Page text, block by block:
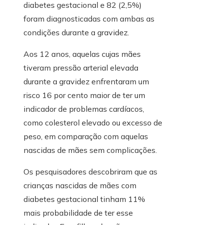
diabetes gestacional e 82 (2,5%)
foram diagnosticadas com ambas as
condições durante a gravidez.
Aos 12 anos, aquelas cujas mães
tiveram pressão arterial elevada
durante a gravidez enfrentaram um
risco 16 por cento maior de ter um
indicador de problemas cardíacos,
como colesterol elevado ou excesso de
peso, em comparação com aquelas
nascidas de mães sem complicações.
Os pesquisadores descobriram que as
crianças nascidas de mães com
diabetes gestacional tinham 11%
mais probabilidade de ter esse